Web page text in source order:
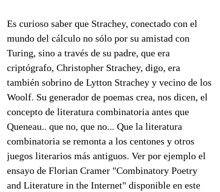
Es curioso saber que Strachey, conectado con el
mundo del cálculo no sólo por su amistad con
Turing, sino a través de su padre, que era
criptógrafo, Christopher Strachey, digo, era
también sobrino de Lytton Strachey y vecino de los
Woolf. Su generador de poemas crea, nos dicen, el
concepto de literatura combinatoria antes que
Queneau.. que no, que no... Que la literatura
combinatoria se remonta a los centones y otros
juegos literarios más antiguos. Ver por ejemplo el
ensayo de Florian Cramer "Combinatory Poetry
and Literature in the Internet" disponible en este